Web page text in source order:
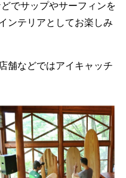
でサップやサーフィンを
ンテリアとしてお楽しみ
舗などではアイキャッチ